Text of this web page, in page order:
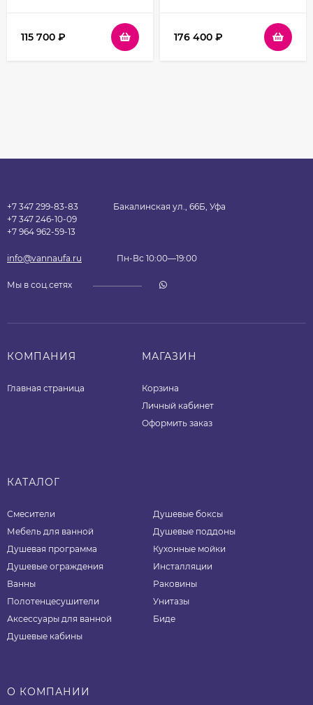
115 700 ₽
176 400 ₽
+7 347 299-83-83
+7 347 246-10-09
+7 964 962-59-13
Бакалинская ул., 66Б, Уфа
info@vannaufa.ru Пн-Вс 10:00—19:00
Мы в соц.сетях
КОМПАНИЯ
Главная страница
МАГАЗИН
Корзина
Личный кабинет
Оформить заказ
КАТАЛОГ
Смесители
Мебель для ванной
Душевая программа
Душевые ограждения
Ванны
Полотенцесушители
Аксессуары для ванной
Душевые кабины
Душевые боксы
Душевые поддоны
Кухонные мойки
Инсталляции
Раковины
Унитазы
Биде
О КОМПАНИИ